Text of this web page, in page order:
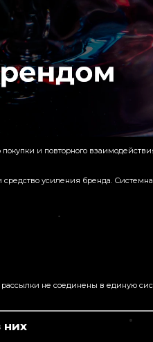
и повторного
усиления бренда.
рассылки не соединены в единую
них